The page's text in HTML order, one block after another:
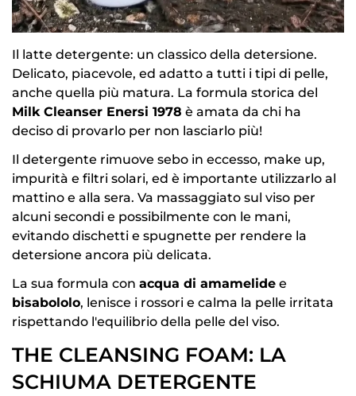
Il latte detergente: un classico della detersione.
Delicato, piacevole, ed adatto a tutti i tipi di pelle,
anche quella più matura. La formula storica del
Milk Cleanser Enersi 1978 è amata da chi ha
deciso di provarlo per non lasciarlo più!
Il detergente rimuove sebo in eccesso, make up,
impurità e filtri solari, ed è importante utilizzarlo al
mattino e alla sera. Va massaggiato sul viso per
alcuni secondi e possibilmente con le mani,
evitando dischetti e spugnette per rendere la
detersione ancora più delicata.
La sua formula con acqua di amamelide e
bisabololo, lenisce i rossori e calma la pelle irritata
rispettando l'equilibrio della pelle del viso.
THE CLEANSING FOAM: LA
SCHIUMA DETERGENTE